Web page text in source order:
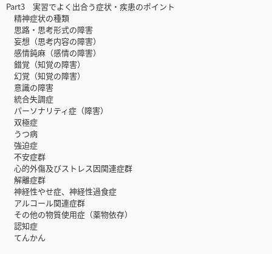
Part3 実習でよく出合う症状・疾患のポイント
精神症状の種類
思路・思考形式の障害
妄想（思考内容の障害）
感情鈍麻（感情の障害）
錯覚（知覚の障害）
幻覚（知覚の障害）
意識の障害
統合失調症
パーソナリティ症（障害）
双極症
うつ病
強迫症
不安症群
心的外傷及びストレス因関連症群
解離症群
神経性やせ症、神経性過食症
アルコール関連症群
その他の物質使用症（薬物依存）
認知症
てんかん